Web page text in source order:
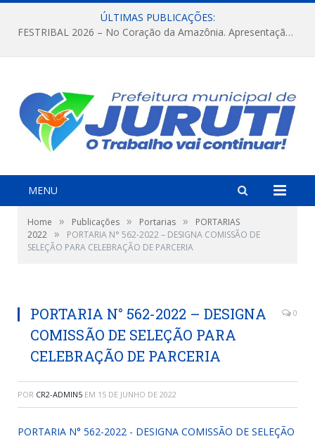
ÚLTIMAS PUBLICAÇÕES:
FESTRIBAL 2026 – No Coração da Amazônia. Apresentação da Munduruku.
MENU
Home » Publicações » Portarias »
PORTARIAS
2022 »
PORTARIA N° 562-2022 – DESIGNA COMISSÃO DE
SELEÇÃO PARA CELEBRAÇÃO DE PARCERIA
PORTARIA N° 562-2022 – DESIGNA
COMISSÃO DE SELEÇÃO PARA
CELEBRAÇÃO DE PARCERIA
0
POR CR2-ADMIN5 EM 15 DE JUNHO DE 2022
PORTARIA N° 562-2022 - DESIGNA COMISSÃO DE SELEÇÃO